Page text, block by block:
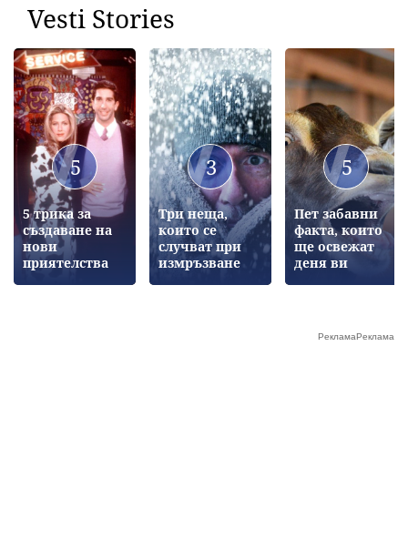
Vesti Stories
5
5 трика за
създаване на
нови
приятелства
3
Три неща,
които се
случват при
измръзване
5
Пет забавни
факта, които
ще освежат
деня ви